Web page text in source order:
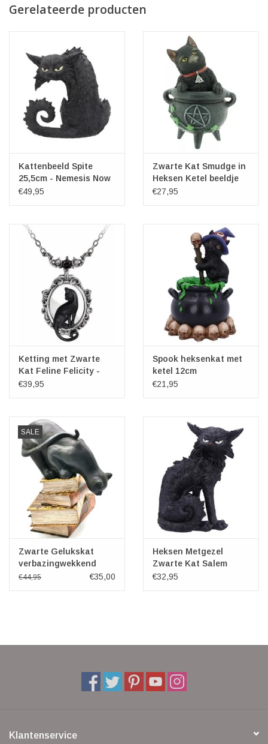
Gerelateerde producten
Kattenbeeld Spite
25,5cm - Nemesis Now
€49,95
Zwarte Kat Smudge in
Heksen Ketel beeldje
12cm - Lisa Parker
€27,95
Ketting met Zwarte
Kat Feline Felicity -
Alchemy
€39,95
Spook heksenkat met
ketel 12cm
€21,95
SALE
Zwarte Gelukskat
verbazingwekkend
beeldje
€44,95 €35,00
Heksen Metgezel
Zwarte Kat Salem
19,6cm
€32,95
Klantenservice